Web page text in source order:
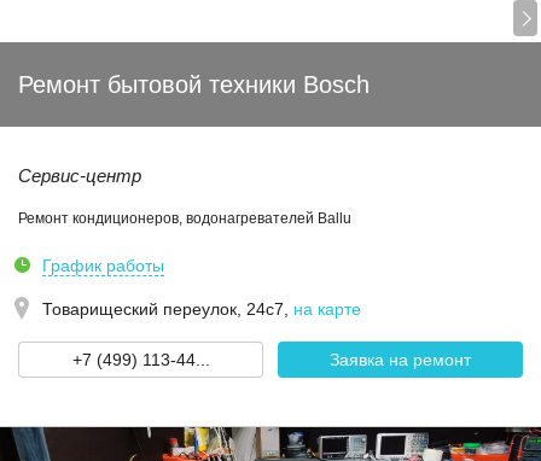
Ремонт бытовой техники Bosch
Сервис-центр
Ремонт кондиционеров, водонагревателей Ballu
График работы
Товарищеский переулок, 24с7 на карте
+7 (499) 113-44... Заявка на ремонт